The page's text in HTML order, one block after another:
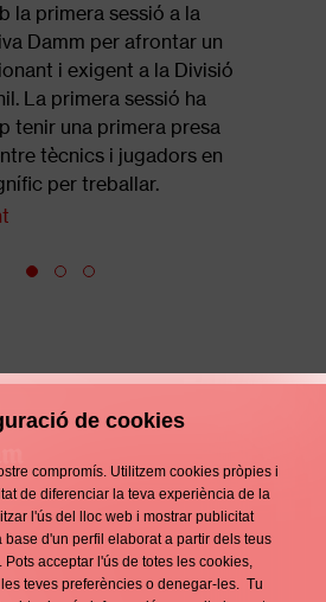
la primera sessió a la
Damm per afrontar un
i exigent a la Divisió
La primera sessió ha
tenir una primera presa
tècnics i jugadors en
per treballar.
de cookies
compromís. Utilitzem cookies pròpies i
de diferenciar la teva experiència de la
l'ús del lloc web i mostrar publicitat
d'un perfil elaborat a partir dels teus
Pots acceptar l'ús de totes les cookies,
teves preferències o denegar-les. Tu